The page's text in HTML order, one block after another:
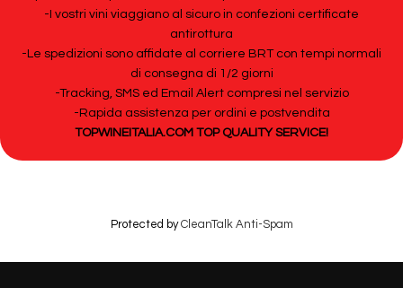
-I vostri vini viaggiano al sicuro in confezioni certificate
antirottura
-Le spedizioni sono affidate al corriere BRT con tempi normali
di consegna di 1/2 giorni
-Tracking, SMS ed Email Alert compresi nel servizio
-Rapida assistenza per ordini e postvendita
TOPWINEITALIA.COM TOP QUALITY SERVICE!
Protected byCleanTalk Anti-Spam